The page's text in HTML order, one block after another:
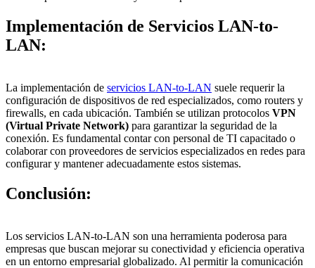
Implementación de Servicios LAN-to-
LAN:
La implementación de servicios LAN-to-LAN suele requerir la
configuración de dispositivos de red especializados, como routers y
firewalls, en cada ubicación. También se utilizan protocolos VPN
(Virtual Private Network) para garantizar la seguridad de la
conexión. Es fundamental contar con personal de TI capacitado o
colaborar con proveedores de servicios especializados en redes para
configurar y mantener adecuadamente estos sistemas.
Conclusión:
Los servicios LAN-to-LAN son una herramienta poderosa para
empresas que buscan mejorar su conectividad y eficiencia operativa
en un entorno empresarial globalizado. Al permitir la comunicación